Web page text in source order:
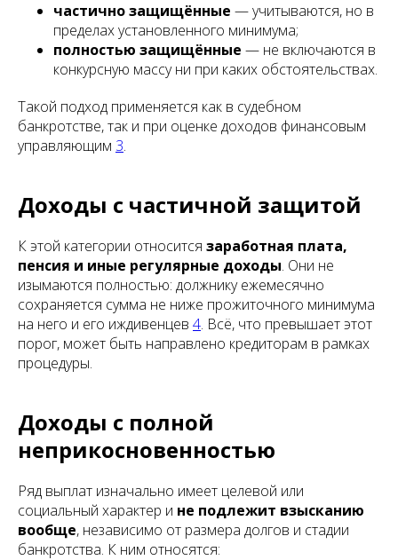
частично защищённые — учитываются, но в
пределах установленного минимума;
полностью защищённые — не включаются в
конкурсную массу ни при каких обстоятельствах.
Такой подход применяется как в судебном
банкротстве, так и при оценке доходов финансовым
управляющим 3.
Доходы с частичной защитой
К этой категории относится заработная плата,
пенсия и иные регулярные доходы. Они не
изымаются полностью: должнику ежемесячно
сохраняется сумма не ниже прожиточного минимума
на него и его иждивенцев 4. Всё, что превышает этот
порог, может быть направлено кредиторам в рамках
процедуры.
Доходы с полной
неприкосновенностью
Ряд выплат изначально имеет целевой или
социальный характер и не подлежит взысканию
вообще, независимо от размера долгов и стадии
банкротства. К ним относятся: